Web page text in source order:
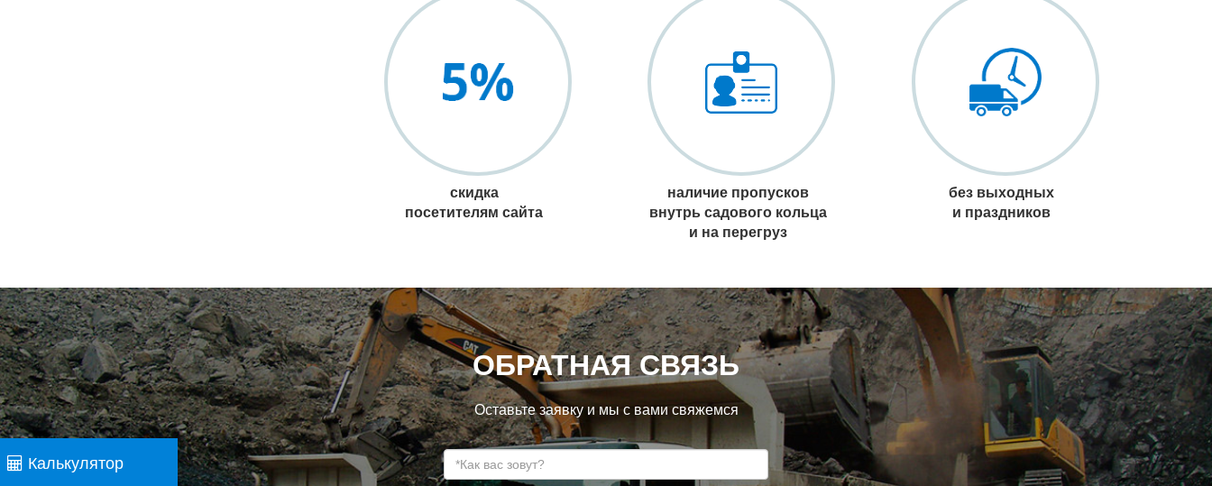
скидка
посетителям сайта
наличие пропусков
внутрь садового кольца
и на перегруз
без выходных
и праздников
ОБРАТНАЯ СВЯЗЬ
Оставьте заявку и мы с вами свяжемся
Калькулятор